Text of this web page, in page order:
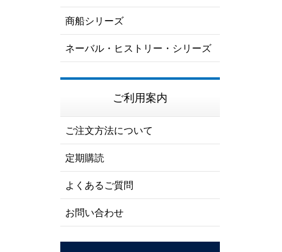
商船シリーズ
ネーバル・ヒストリー・シリーズ
ご利用案内
ご注文方法について
定期購読
よくあるご質問
お問い合わせ